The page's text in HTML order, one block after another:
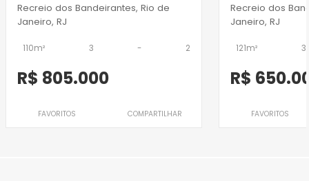
Recreio dos Bandeirantes, Rio de
Janeiro, RJ
110m² 3 - 2
R$ 805.000
FAVORITOS COMPARTILHAR
Recreio dos
Janeiro, RJ
121m² 3
R$
FAVORITOS